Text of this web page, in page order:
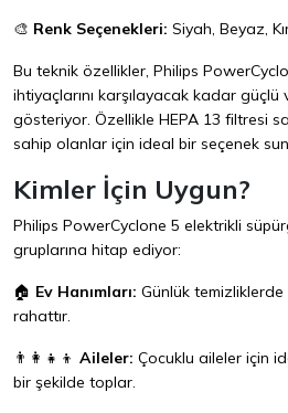
🎨 Renk Seçenekleri: Siyah, Beyaz,
Bu teknik özellikler, Philips
ihtiyaçlarını karşılayacak kadar güçlü
gösteriyor. Özellikle HEPA 13 filtresi
sahip olanlar için ideal bir seçenek
Kimler İçin Uygun?
Philips PowerCyclone 5 elektrikli
gruplarına hitap ediyor:
🏠 Ev Hanımları: Günlük temizliklerde
rahattır.
👨‍👩‍👧‍👦 Aileler: Çocuklu aileler için
bir şekilde toplar.